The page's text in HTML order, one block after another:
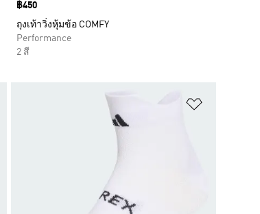
Price
฿450
ถุงเท้าวิ่งหุ้มข้อ COMFY
Performance
2 สี
เพิ่มไปยังรายการสินค้าโปรด